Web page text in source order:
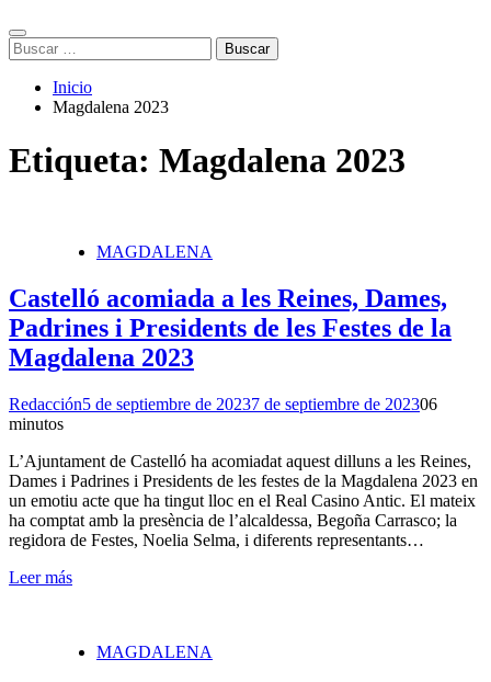
Buscar:
Inicio
Magdalena 2023
Etiqueta: Magdalena 2023
MAGDALENA
Castelló acomiada a les Reines, Dames,
Padrines i Presidents de les Festes de la
Magdalena 2023
Redacción5 de septiembre de 20237 de septiembre de 202306
minutos
L’Ajuntament de Castelló ha acomiadat aquest dilluns a les Reines,
Dames i Padrines i Presidents de les festes de la Magdalena 2023 en
un emotiu acte que ha tingut lloc en el Real Casino Antic. El mateix
ha comptat amb la presència de l’alcaldessa, Begoña Carrasco; la
regidora de Festes, Noelia Selma, i diferents representants…
Leer más
MAGDALENA